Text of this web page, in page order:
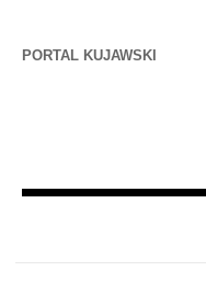
PORTAL KUJAWSKI